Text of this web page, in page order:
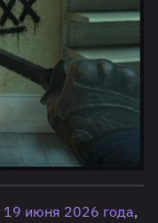
19 июня 2026 года,